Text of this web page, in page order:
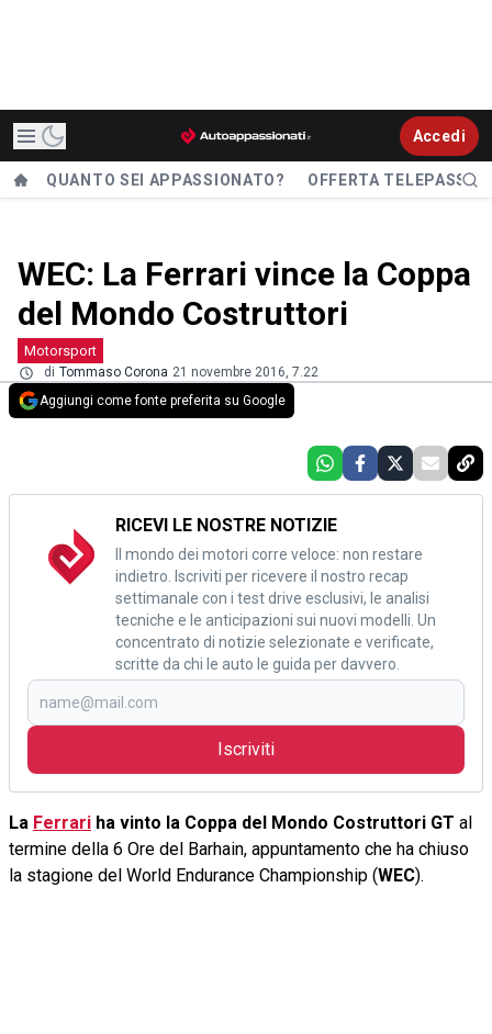
Accedi
QUANTO SEI APPASSIONATO? OFFERTA TELEPASS
WEC: La Ferrari vince la Coppa
del Mondo Costruttori
Motorsport
di Tommaso Corona 21 novembre 2016, 7.22
Aggiungi come fonte preferita su Google
RICEVI LE NOSTRE NOTIZIE
Il mondo dei motori corre veloce: non restare
indietro. Iscriviti per ricevere il nostro recap
settimanale con i test drive esclusivi, le analisi
tecniche e le anticipazioni sui nuovi modelli. Un
concentrato di notizie selezionate e verificate,
scritte da chi le auto le guida per davvero.
Iscriviti
La Ferrari ha vinto la Coppa del Mondo Costruttori GT al
termine della 6 Ore del Barhain, appuntamento che ha chiuso
la stagione del World Endurance Championship (WEC).